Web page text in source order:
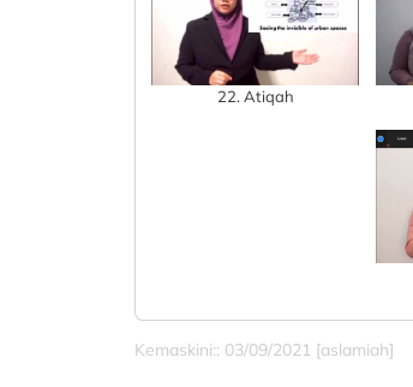
22. Atiqah
Kemaskini:: 03/09/2021 [aslamiah]